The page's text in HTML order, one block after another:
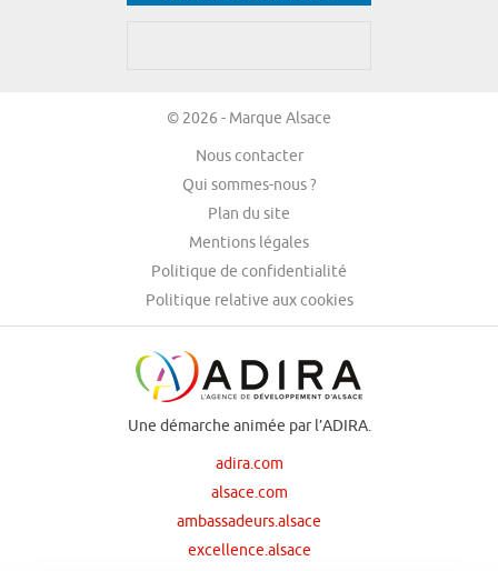
© 2026 - Marque Alsace
Nous contacter
Qui sommes-nous ?
Plan du site
Mentions légales
Politique de confidentialité
Politique relative aux cookies
Une démarche animée par l’ADIRA.
adira.com
alsace.com
ambassadeurs.alsace
excellence.alsace